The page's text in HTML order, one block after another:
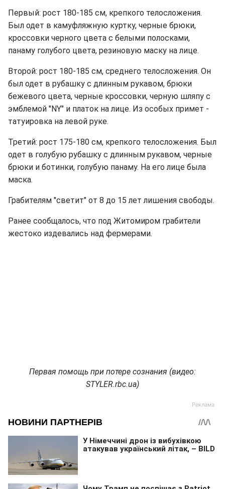
Первый: рост 180-185 см, крепкого телосложения.
Был одет в камуфляжную куртку, черные брюки,
кроссовки черного цвета с белыми полосками,
панаму голубого цвета, резиновую маску на лице.
Второй: рост 180-185 см, среднего телосложения. Он
был одет в рубашку с длинным рукавом, брюки
бежевого цвета, черные кроссовки, черную шляпу с
эмблемой "NY" и платок на лице. Из особых примет -
татуировка на левой руке.
Третий: рост 175-180 см, крепкого телосложения. Был
одет в голубую рубашку с длинным рукавом, черные
брюки и ботинки, голубую панаму. На его лице была
маска.
Грабителям "светит" от 8 до 15 лет лишения свободы.
Ранее сообщалось, что под Житомиром грабители
жестоко издевались над фермерами.
Первая помощь при потере сознания (видео:
STYLER.rbc.ua)